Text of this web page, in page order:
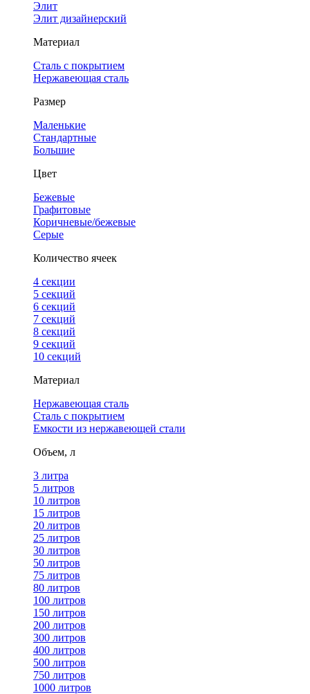
Элит
Элит дизайнерский
Материал
Сталь с покрытием
Нержавеющая сталь
Размер
Маленькие
Стандартные
Большие
Цвет
Бежевые
Графитовые
Коричневые/бежевые
Серые
Количество ячеек
4 cекции
5 секций
6 секций
7 секций
8 секций
9 секций
10 секций
Материал
Нержавеющая сталь
Сталь с покрытием
Емкости из нержавеющей стали
Объем, л
3 литра
5 литров
10 литров
15 литров
20 литров
25 литров
30 литров
50 литров
75 литров
80 литров
100 литров
150 литров
200 литров
300 литров
400 литров
500 литров
750 литров
1000 литров